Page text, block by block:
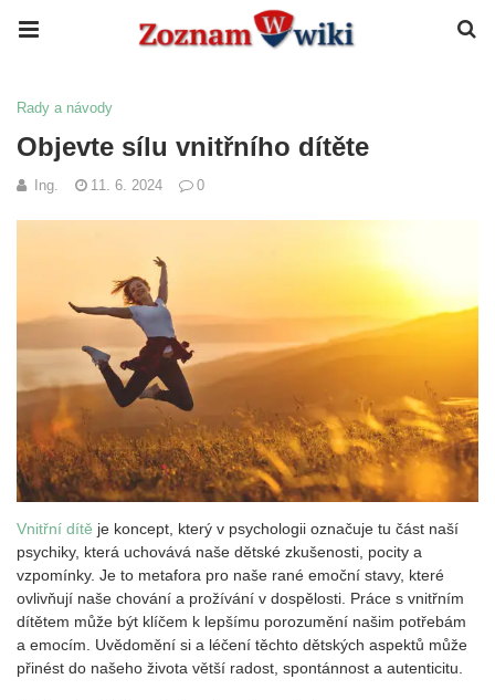
Rady a návody
Objevte sílu vnitřního dítěte
Ing. 11. 6. 2024 0
Vnitřní dítě je koncept, který v psychologii označuje tu část naší
psychiky, která uchovává naše dětské zkušenosti, pocity a
vzpomínky. Je to metafora pro naše rané emoční stavy, které
ovlivňují naše chování a prožívání v dospělosti. Práce s vnitřním
dítětem může být klíčem k lepšímu porozumění našim potřebám
a emocím. Uvědomění si a léčení těchto dětských aspektů může
přinést do našeho života větší radost, spontánnost a autenticitu.